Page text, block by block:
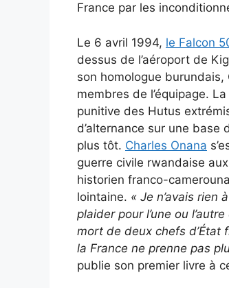
France par les
Le 6 avril 1994, le Falcon
dessus de l’aéroport de
son homologue
membres de l’équipage.
punitive des Hutus
d’alternance sur une base
plus tôt. Charles Onana
guerre civile rwandaise
historien franco-
lointaine. « Je n’avais rien
plaider pour l’une ou
mort de deux chefs d’État
la France ne prenne pas
publie son premier livre à